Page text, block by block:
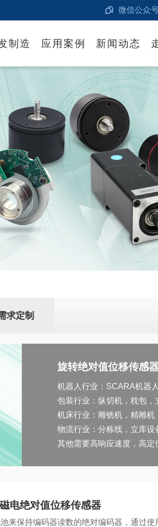
微信公众
制造 应用案例 新闻动态
求定制
旋转绝对值位移传感
机器人行业：SCARA机器
包装行业：纵切机，枕包，
机床行业：雕铣机，精雕机
物流行业：分栋线，立库设
其他需要高响应速度，高定
电绝对值位移传感器
来保持编码器读数的绝对编码器，通过